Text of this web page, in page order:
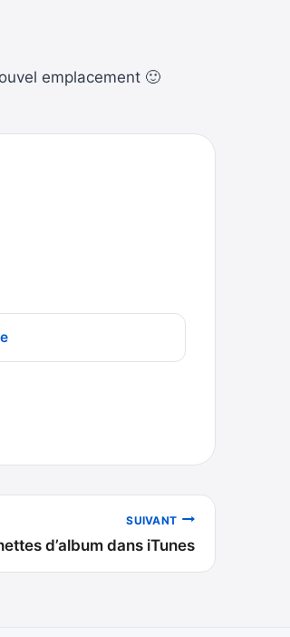
emplacement 🙂
SUIVANT
d’album dans iTunes